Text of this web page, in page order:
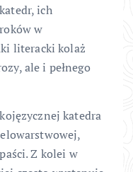
ich
w
literacki kolaż
ale i pełnego
katedra
Z kolei w